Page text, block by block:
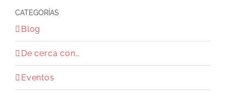
CATEGORÍAS
Blog
De cerca con…
Eventos